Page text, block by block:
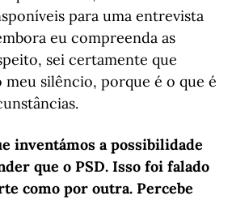
para uma entrevista
eu compreenda as
sei certamente que
silêncio, porque é o que é
inventámos a possibilidade
que o PSD. Isso foi falado
como por outra. Percebe